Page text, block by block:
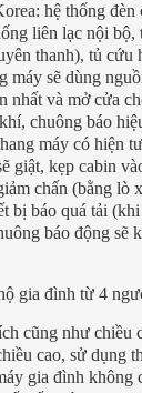
hệ thống đèn
liên lạc nội bộ,
thanh), tủ cứu
máy sẽ dùng
nhất và mở cửa
chuông báo
máy có hiện
giật, kẹp cabin
chấn (bằng lò
bị báo quá tải
báo động sẽ
gia đình từ 4
cũng như chiều
cao, sử dụng
gia đình không